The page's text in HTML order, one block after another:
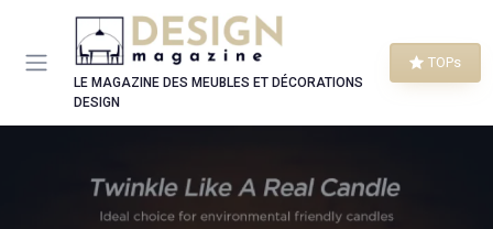
LE MAGAZINE DES MEUBLES ET DÉCORATIONS
DESIGN
TOPs
Panneau de gestion des cookies